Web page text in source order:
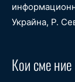
Украйна, Р.
Кои сме ние